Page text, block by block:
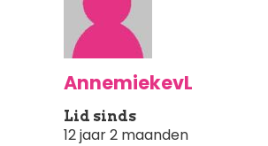
AnnemiekevL
Lid sinds
12 jaar 2 maanden